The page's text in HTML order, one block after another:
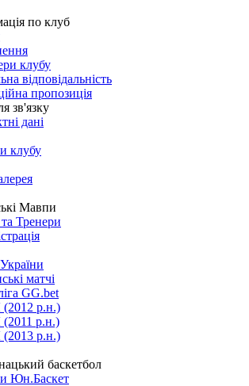
по клуб
клубу
відповідальність
пропозиція
зв'язку
дані
клубу
Мавпи
Тренери
матчі
GG.bet
р.н.)
р.н.)
р.н.)
баскетбол
Юн.Баскет